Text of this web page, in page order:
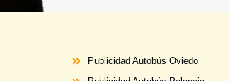
Publicidad Autobús Oviedo